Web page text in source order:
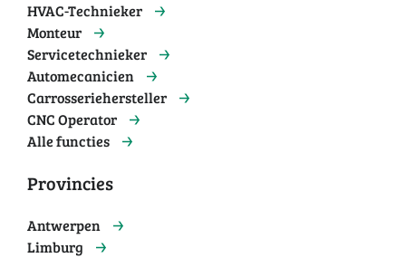
HVAC-Technieker
Monteur
Servicetechnieker
Automecanicien
Carrosseriehersteller
CNC Operator
Alle functies
Provincies
Antwerpen
Limburg